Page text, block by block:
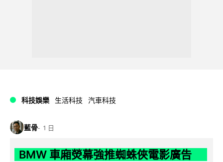
科技娛樂 生活科技 汽車科技
藍骨 1 日
BMW 車廂熒幕強推蜘蛛俠電影廣告